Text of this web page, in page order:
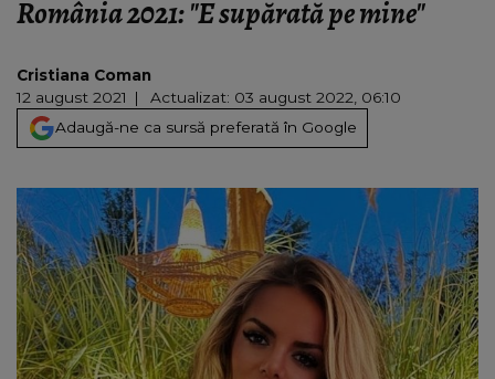
România 2021: "E supărată pe mine"
Cristiana Coman
12 august 2021
Actualizat: 03 august 2022, 06:10
Adaugă-ne ca sursă preferată în Google